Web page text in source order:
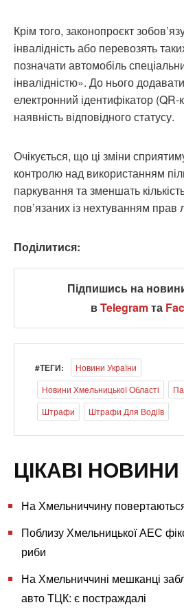
Крім того, законопроєкт
інвалідність або перевозять
позначати автомобіль
інвалідністю». До нього
електронний ідентифікатор
наявність відповідного статусу.
Очікується, що ці зміни
контролю над використанням
паркування та зменшать
пов’язаних із нехтуванням прав
Поділитися:
Підпишись на
вTelegramта
#ТЕГИ:
Новини України
Новини Хмельницької Області
Штрафи
Штрафи Для Водіїв
ЦІКАВІ
На Хмельниччину повертаються
Поблизу Хмельницької АЕС
риби
На Хмельниччині мешканці
авто ТЦК: є постраждалі